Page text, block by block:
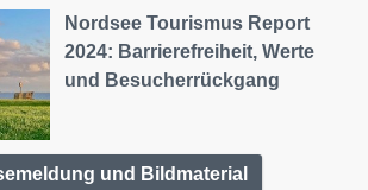
Nordsee Tourismus Report
2024: Barrierefreiheit, Werte
und Besucherrückgang
und Bildmaterial